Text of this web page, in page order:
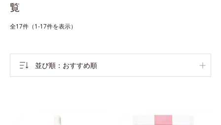
覧
全17件（1-17件を表示）
並び順 おすすめ順